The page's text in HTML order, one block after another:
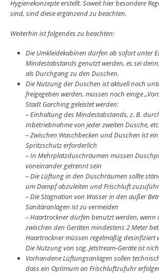
Hygienekonzepte erstellt. Soweit hier besondere
sind, sind diese ergänzend zu beachten.
Weiterhin ist folgendes zu beachten:
Die Umkleidekabinen dürfen ab sofort unter
Mindestabstands genutzt werden, es sei
als Durchgang zu den Duschen.
Die Nutzung der Duschen ist aktuell noch
freigegeben werden, müssen noch einige
Stadt Garching geleistet werden:
– Einhaltung des Mindestabstands, z. B.
Inbetriebnahme von jeder zweiten Dusche, etc.
– Zwischen Waschbecken und Duschen ist
Spritzschutz erforderlich
– In Mehrplatzduschräumen müssen
voneinander getrennt sein
– Die Lüftung in den Duschräumen sollte
um Dampf abzuleiten und Frischluft
– Die Stagnation von Wasser in den außer
Sanitäranlagen ist zu vermeiden
– Haartrockner dürfen benutzt werden, wenn
zwischen den Geräten mindestens 2 Meter
Haartrockner müssen regelmäßig desinfiziert
Die Nutzung von sog. Jetstream-Geräte ist
Vorhandene Lüftungsanlagen sollen
dass ein Optimum an Frischluftzufuhr